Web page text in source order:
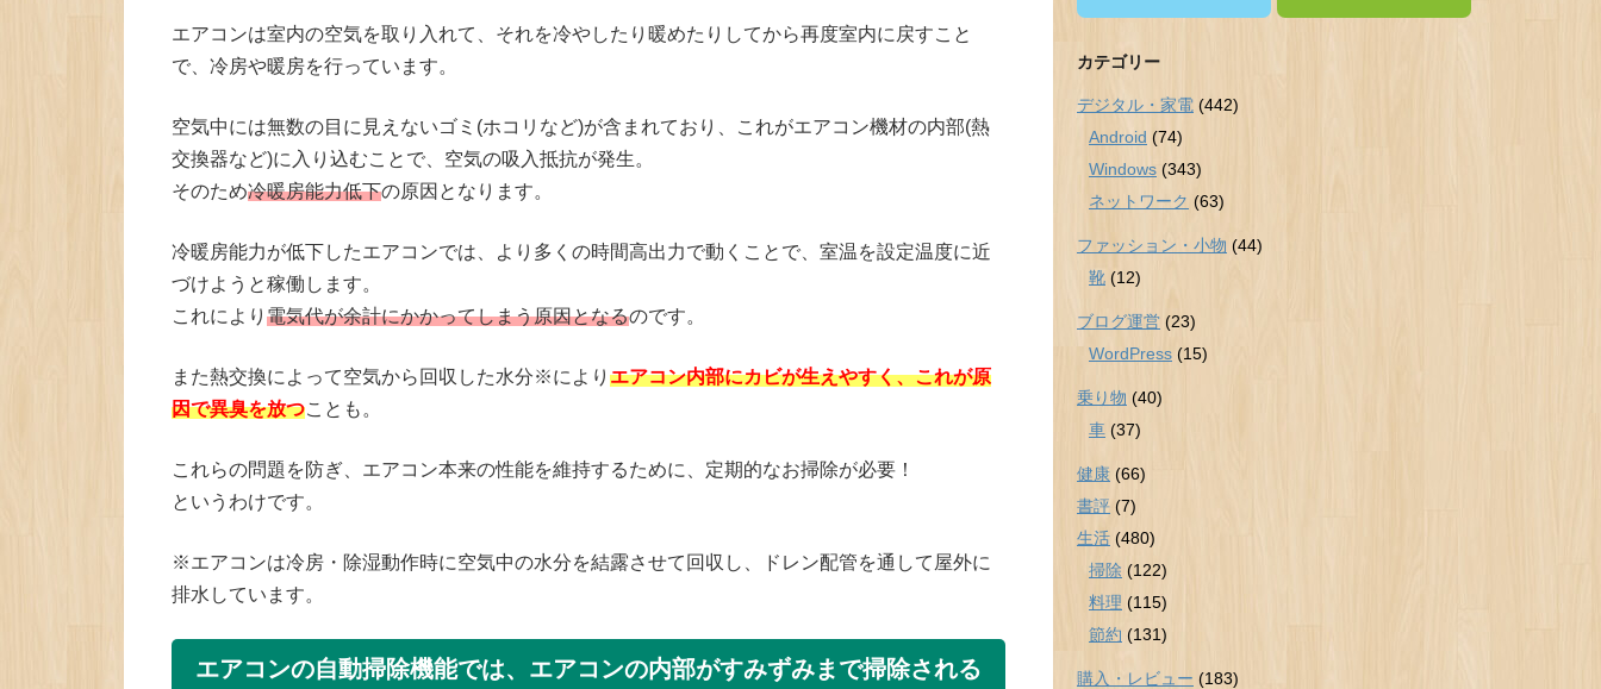
エアコンは室内の空気を取り入れて、それを冷やしたり暖めたりしてから再度室内に戻すこと
で、冷房や暖房を行っています。
空気中には無数の目に見えないゴミ(ホコリなど)が含まれており、これがエアコン機材の内部(熱
交換器など)に入り込むことで、空気の吸入抵抗が発生。
そのため冷暖房能力低下の原因となります。
冷暖房能力が低下したエアコンでは、より多くの時間高出力で動くことで、室温を設定温度に近
づけようと稼働します。
これにより 電気代が余計にかかってしまう原因となるのです。
また熱交換によって空気から回収した水分※により エアコン内部にカビが生えやすく、これが原
因で異臭を放つことも。
これらの問題を防ぎ、エアコン本来の性能を維持するために、定期的なお掃除が必要！
というわけです。
※エアコンは冷房・除湿動作時に空気中の水分を結露させて回収し、ドレン配管を通して屋外に
排水しています。
エアコンの自動掃除機能では、エアコンの内部がすみずみまで掃除される
カテゴリー
デジタル・家電 (442)
Android (74)
Windows (343)
ネットワーク (63)
ファッション・小物 (44)
靴 (12)
ブログ運営 (23)
WordPress (15)
乗り物 (40)
車 (37)
健康 (66)
書評 (7)
生活 (480)
掃除 (122)
料理 (115)
節約 (131)
購入・レビュー (183)